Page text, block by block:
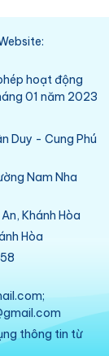
hoạt động
01 năm 2023
Duy - Cung Phú
Nam Nha
Khánh Hòa
Hòa
thông tin từ